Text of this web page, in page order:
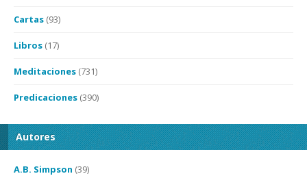
Cartas (93)
Libros (17)
Meditaciones (731)
Predicaciones (390)
Autores
A.B. Simpson (39)